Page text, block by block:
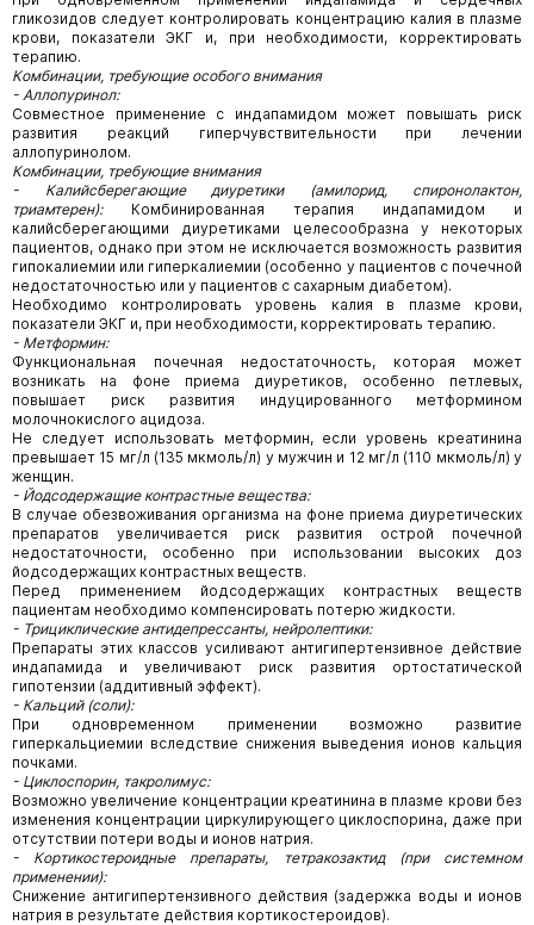
гликозидов следует контролировать концентрацию калия в плазме
крови, показатели ЭКГ и, при необходимости, корректировать
терапию.
Комбинации, требующие особого внимания
- Аллопуринол:
Совместное применение с индапамидом может повышать риск
развития реакций гиперчувствительности при лечении
аллопуринолом.
Комбинации, требующие внимания
- Калийсберегающие диуретики (амилорид, спиронолактон,
триамтерен): Комбинированная терапия индапамидом и
калийсберегающими диуретиками целесообразна у некоторых
пациентов, однако при этом не исключается возможность развития
гипокалиемии или гиперкалиемии (особенно у пациентов с почечной
недостаточностью или у пациентов с сахарным диабетом).
Необходимо контролировать уровень калия в плазме крови,
показатели ЭКГ и, при необходимости, корректировать терапию.
- Метформин:
Функциональная почечная недостаточность, которая может
возникать на фоне приема диуретиков, особенно петлевых,
повышает риск развития индуцированного метформином
молочнокислого ацидоза.
Не следует использовать метформин, если уровень креатинина
превышает 15 мг/л (135 мкмоль/л) у мужчин и 12 мг/л (110 мкмоль/л) у
женщин.
- Йодсодержащие контрастные вещества:
В случае обезвоживания организма на фоне приема диуретических
препаратов увеличивается риск развития острой почечной
недостаточности, особенно при использовании высоких доз
йодсодержащих контрастных веществ.
Перед применением йодсодержащих контрастных веществ
пациентам необходимо компенсировать потерю жидкости.
- Трициклические антидепрессанты, нейролептики:
Препараты этих классов усиливают антигипертензивное действие
индапамида и увеличивают риск развития ортостатической
гипотензии (аддитивный эффект).
- Кальций (соли):
При одновременном применении возможно развитие
гиперкальциемии вследствие снижения выведения ионов кальция
почками.
- Циклоспорин, такролимус:
Возможно увеличение концентрации креатинина в плазме крови без
изменения концентрации циркулирующего циклоспорина, даже при
отсутствии потери воды и ионов натрия.
- Кортикостероидные препараты, тетракозактид (при системном
применении):
Снижение антигипертензивного действия (задержка воды и ионов
натрия в результате действия кортикостероидов).